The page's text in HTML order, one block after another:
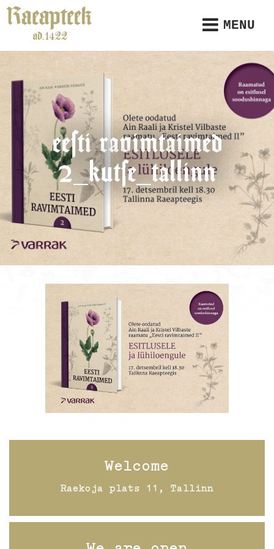
MENU
eesti ravimtaimed
2_kutse_tallinn
Welcome
Raekoja plats 11, Tallinn